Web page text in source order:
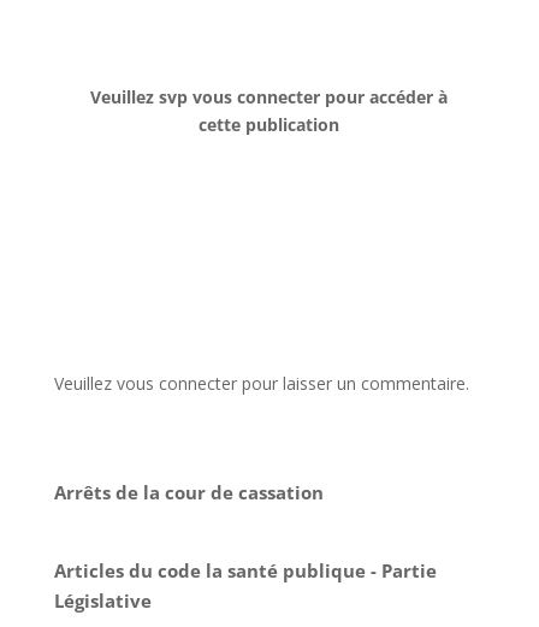
Veuillez svp vous connecter pour accéder à
cette publication
Veuillez vous connecter pour laisser un commentaire.
Arrêts de la cour de cassation
Articles du code la santé publique - Partie
Législative